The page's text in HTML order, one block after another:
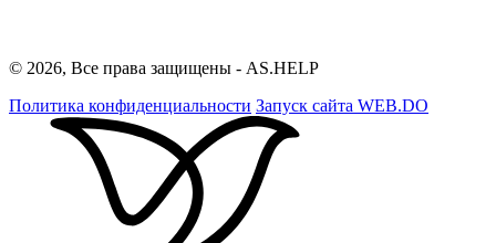
© 2026, Все права защищены - AS.HELP
Политика конфиденциальности Запуск сайта WEB.DO